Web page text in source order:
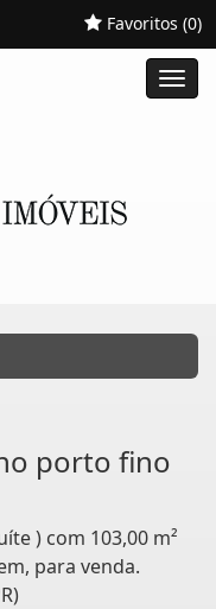
Favoritos (0)
porto fino
) com 103,00 m²
para venda.